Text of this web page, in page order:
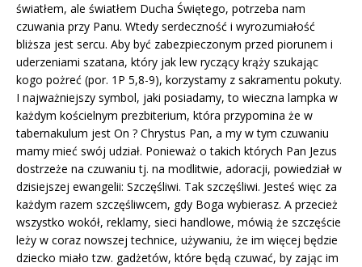
światłem, ale światłem Ducha Świętego, potrzeba nam
czuwania przy Panu. Wtedy serdeczność i wyrozumiałość
bliższa jest sercu. Aby być zabezpieczonym przed piorunem i
uderzeniami szatana, który jak lew ryczący krąży szukając
kogo pożreć (por. 1P 5,8-9), korzystamy z sakramentu pokuty.
I najważniejszy symbol, jaki posiadamy, to wieczna lampka w
każdym kościelnym prezbiterium, która przypomina że w
tabernakulum jest On ? Chrystus Pan, a my w tym czuwaniu
mamy mieć swój udział. Ponieważ o takich których Pan Jezus
dostrzeże na czuwaniu tj. na modlitwie, adoracji, powiedział w
dzisiejszej ewangelii: Szczęśliwi. Tak szczęśliwi. Jesteś więc za
każdym razem szczęśliwcem, gdy Boga wybierasz. A przecież
wszystko wokół, reklamy, sieci handlowe, mówią że szczęście
leży w coraz nowszej technice, używaniu, że im więcej będzie
dziecko miało tzw. gadżetów, które będą czuwać, by zając im